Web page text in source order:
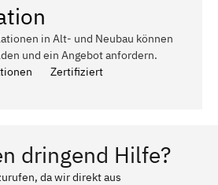
in Alt- und Neubau können
und ein Angebot anfordern.
Zertifiziert
dringend Hilfe?
da wir direkt aus